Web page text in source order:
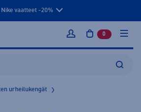
Nike vaatteet -20%
Kirjaudu sisään
0 tuotetta
urheilukengät